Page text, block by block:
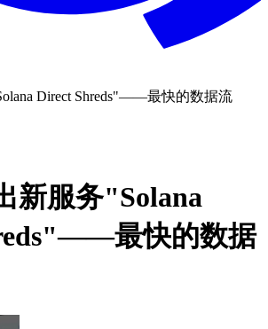
Direct Shreds"——最快的数据流
新服务"Solana
最快的数据